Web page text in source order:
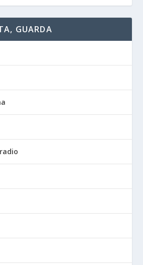
GUARDA